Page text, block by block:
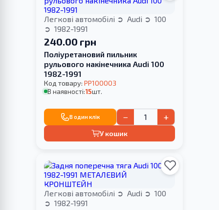
Легкові автомобілі Audi
100
1982-1991
240.00 грн
Поліуретановий пильник
рульового накінечника Audi 100
1982-1991
Код товару: PP100003
В наявності:15шт.
В один клік − +
У кошик
Легкові автомобілі Audi
100
1982-1991